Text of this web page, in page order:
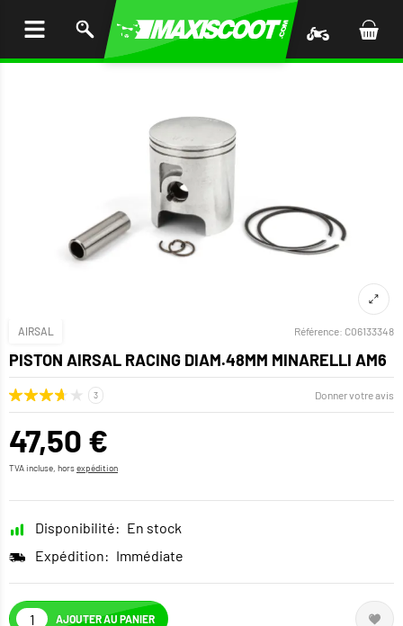
AIRSAL Référence: C06133348
PISTON AIRSAL RACING DIAM.48MM MINARELLI AM6
Donner votre avis
47,50 €
TVA incluse, horsexpédition
Disponibilité: En stock
Expédition: Immédiate
AJOUTER AU PANIER